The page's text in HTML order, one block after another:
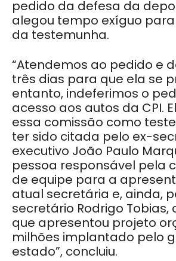
pedido da defesa da
alegou tempo exíguo
da testemunha.
“Atendemos ao pedido e
três dias para que ela se
entanto, indeferimos o
acesso aos autos da CPI.
essa comissão como
ter sido citada pelo ex-
executivo João Paulo
pessoa responsável pela
de equipe para a
atual secretária e, ainda,
secretário Rodrigo Tobias,
que apresentou projeto
milhões implantado pelo
estado”, concluiu.